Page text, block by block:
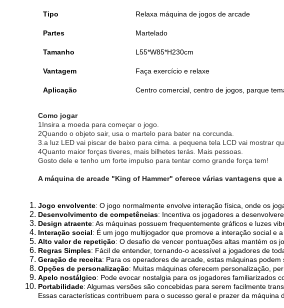
Tipo Relaxa máquina de jogos de arcade
Partes Martelado
Tamanho L55*W85*H230cm
Vantagem Faça exercício e relaxe
Aplicação Centro comercial, centro de jogos, parque
Como jogar
1Insira a moeda para começar o jogo.
2Quando o objeto sair, usa o martelo para bater na corcunda.
3.a luz LED vai piscar de baixo para cima. a pequena tela LCD vai mostrar
4Quanto maior forças tiveres, mais bilhetes terás. Mais pessoas.
Gosto dele e tenho um forte impulso para tentar como grande força tem!
A máquina de arcade "King of Hammer" oferece várias vantagens que
Jogo envolvente: O jogo normalmente envolve interação física, onde os
Desenvolvimento de competências: Incentiva os jogadores a
Design atraente: As máquinas possuem frequentemente gráficos e luzes
Interação social: É um jogo multijogador que promove a interação social e
Alto valor de repetição: O desafio de vencer pontuações altas mantém os
Regras Simples: Fácil de entender, tornando-o acessível a jogadores de
Geração de receita: Para os operadores de arcade, estas máquinas
Opções de personalização: Muitas máquinas oferecem personalização,
Apelo nostálgico: Pode evocar nostalgia para os jogadores familiarizados
Portabilidade: Algumas versões são concebidas para serem facilmente
Essas características contribuem para o sucesso geral e prazer da máquina